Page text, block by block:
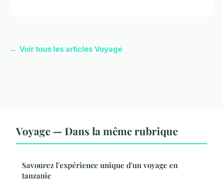
← Voir tous les articles Voyage
Voyage — Dans la même rubrique
Savourez l'expérience unique d'un voyage en
tanzanie